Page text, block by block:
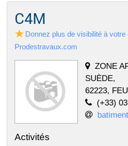
C4M
Donnez plus de visibilité à
Prodestravaux.com
ZONE
SUÈDE,
62223,
(+33)
Activités